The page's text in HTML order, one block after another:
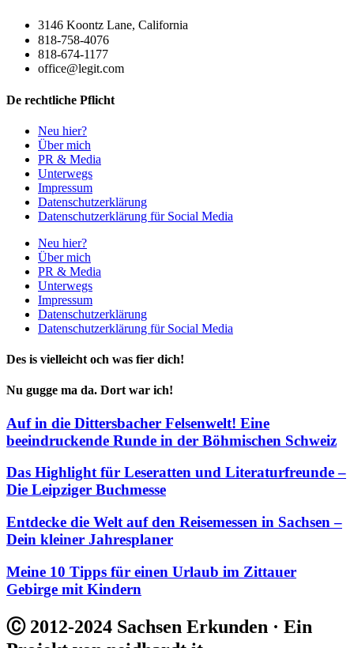
3146 Koontz Lane, California
818-758-4076
818-674-1177
office@legit.com
De rechtliche Pflicht
Neu hier?
Über mich
PR & Media
Unterwegs
Impressum
Datenschutzerklärung
Datenschutzerklärung für Social Media
Neu hier?
Über mich
PR & Media
Unterwegs
Impressum
Datenschutzerklärung
Datenschutzerklärung für Social Media
Des is vielleicht och was fier dich!
Nu gugge ma da. Dort war ich!
Auf in die Dittersbacher Felsenwelt! Eine
beeindruckende Runde in der Böhmischen Schweiz
Das Highlight für Leseratten und Literaturfreunde –
Die Leipziger Buchmesse
Entdecke die Welt auf den Reisemessen in Sachsen –
Dein kleiner Jahresplaner
Meine 10 Tipps für einen Urlaub im Zittauer
Gebirge mit Kindern
Ⓒ 2012-2024 Sachsen Erkunden · Ein